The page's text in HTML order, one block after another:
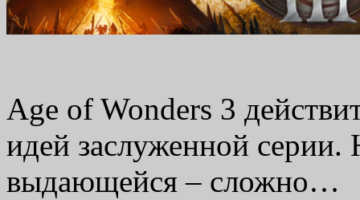
Age of Wonders 3
идей заслуженной серии.
выдающейся – сложно…